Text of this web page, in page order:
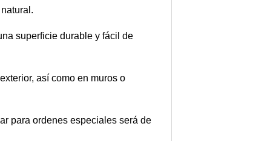
superficie durable y fácil de
así como en muros o
para ordenes especiales será de